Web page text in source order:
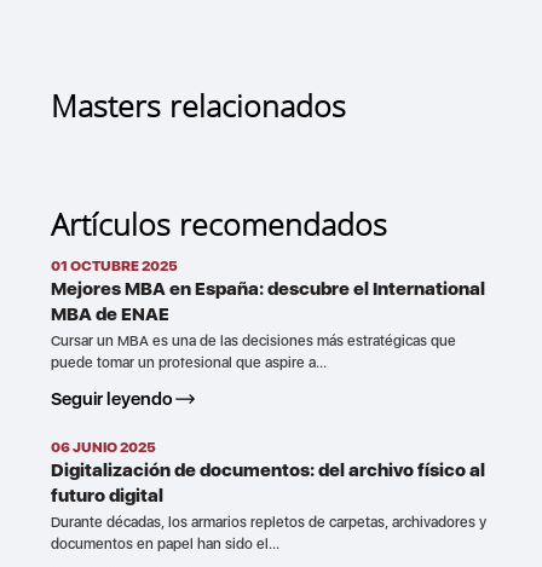
Masters relacionados
Artículos recomendados
01 OCTUBRE 2025
Mejores MBA en España: descubre el International
MBA de ENAE
Cursar un MBA es una de las decisiones más estratégicas que
puede tomar un profesional que aspire a...
Seguir leyendo
06 JUNIO 2025
Digitalización de documentos: del archivo físico al
futuro digital
Durante décadas, los armarios repletos de carpetas, archivadores y
documentos en papel han sido el...